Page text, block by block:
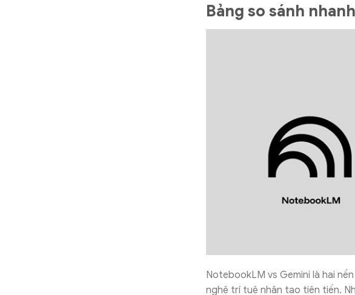
Bảng so sánh
NotebookLM vs Gemini là hai
nghệ trí tuệ nhân tạo tiên tiến.